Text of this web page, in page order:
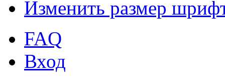
Изменить размер
FAQ
Вход